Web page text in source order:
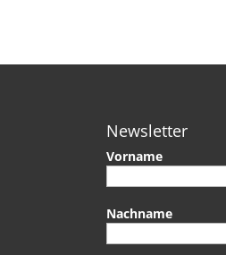
Newsletter
Vorname
Nachname